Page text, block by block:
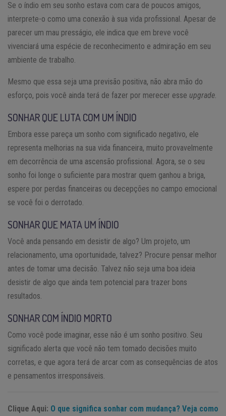
Se o índio em seu sonho estava com cara de poucos amigos,
interprete-o como uma conexão à sua vida profissional. Apesar de
parecer um mau presságio, ele indica que em breve você
vivenciará uma espécie de reconhecimento e admiração em seu
ambiente de trabalho.
Mesmo que essa seja uma previsão positiva, não abra mão do
esforço, pois você ainda terá de fazer por merecer esse upgrade
SONHAR QUE LUTA COM UM ÍNDIO
Embora esse pareça um sonho com significado negativo, ele
representa melhorias na sua vida financeira, muito provavelmente
em decorrência de uma ascensão profissional. Agora, se o seu
sonho foi longe o suficiente para mostrar quem ganhou a briga,
espere por perdas financeiras ou decepções no campo emocional
se você foi o derrotado.
SONHAR QUE MATA UM ÍNDIO
Você anda pensando em desistir de algo? Um projeto, um
relacionamento, uma oportunidade, talvez? Procure pensar melhor
antes de tomar uma decisão. Talvez não seja uma boa ideia
desistir de algo que ainda tem potencial para trazer bons
resultados.
SONHAR COM ÍNDIO MORTO
Como você pode imaginar, esse não é um sonho positivo. Seu
significado alerta que você não tem tomado decisões muito
corretas, e que agora terá de arcar com as consequências de atos
e pensamentos irresponsáveis.
Clique Aqui: O que significa sonhar com mudança? Veja como